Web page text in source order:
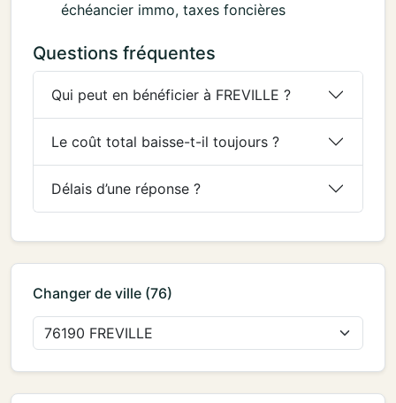
échéancier immo, taxes foncières
Questions fréquentes
Qui peut en bénéficier à FREVILLE ?
Le coût total baisse-t-il toujours ?
Délais d’une réponse ?
Changer de ville (76)